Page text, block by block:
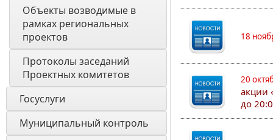
Объекты возводимые в
рамках региональных
проектов
Протоколы заседаний
Проектных комитетов
Госуслуги
Муниципальный контроль
18
20
акции
до